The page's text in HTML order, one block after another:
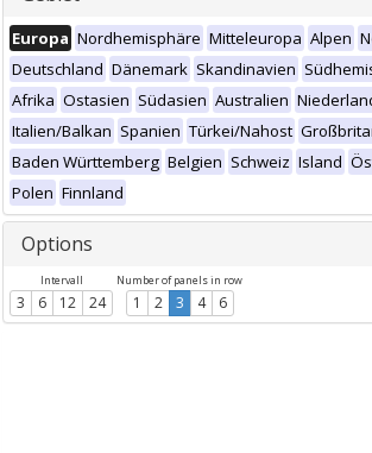
Europa Nordhemisphäre Mitteleuropa Alpen
Deutschland Dänemark Skandinavien
Afrika Ostasien Südasien Australien
Italien/Balkan Spanien Türkei/Nahost
Baden Württemberg Belgien Schweiz Island
Polen Finnland
Options
Intervall
3 6 12 24
Number of panels in row
1 2 3 4 6